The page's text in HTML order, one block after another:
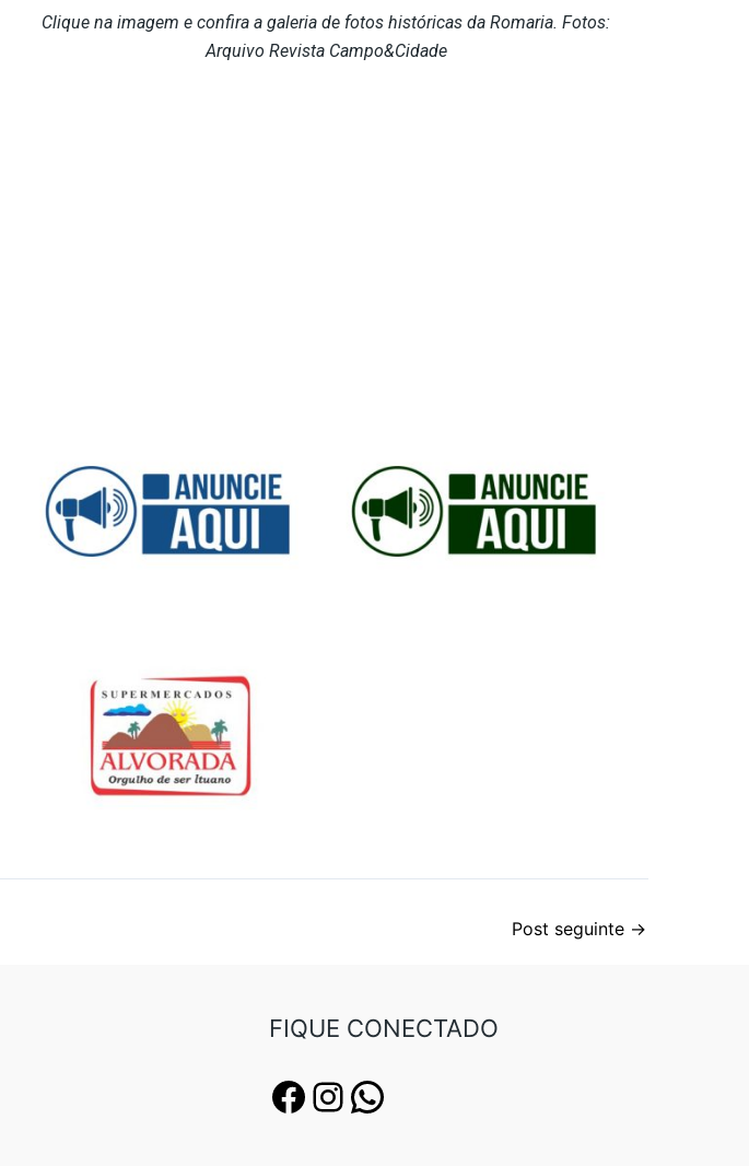
Clique na imagem e confira a galeria de fotos históricas da Romaria. Fotos:
Arquivo Revista Campo&Cidade
Post seguinte →
FIQUE CONECTADO